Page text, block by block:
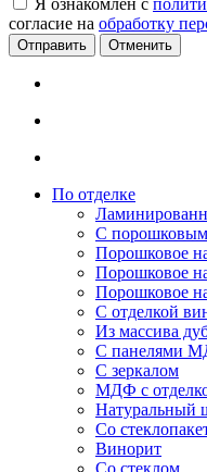
Я ознакомлен с
согласие на обработку
Отменить
По отделке
С
Порошковое
Порошковое
Порошковое
С отделкой
Из массива
С панелями
С зеркалом
МДФ с
Натуральный
Со
Винорит